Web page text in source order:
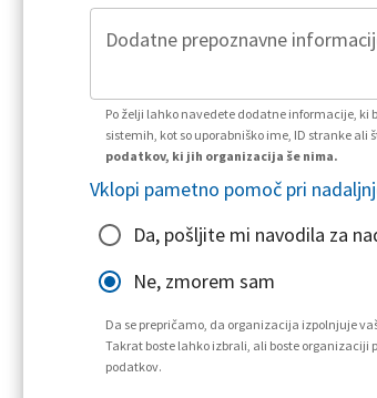
Dodatne prepoznavne
Po želji lahko navedete dodatne informacije,
sistemih, kot so uporabniško ime, ID stranke ali
podatkov, ki jih organizacija še nima.
Vklopi pametno pomoč pri
Da, pošljite mi navodila za
Ne, zmorem sam
Da se prepričamo, da organizacija izpolnjuje
Takrat boste lahko izbrali, ali boste
podatkov.